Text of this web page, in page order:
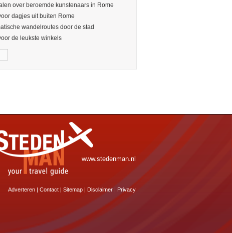
over beroemde kunstenaars in Rome
dagjes uit buiten Rome
wandelroutes door de stad
de leukste winkels
Adverteren | Contact | Sitemap | Disclaimer | Privacy
www.stedenman.nl